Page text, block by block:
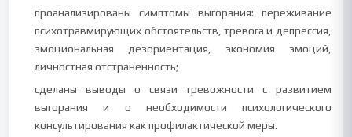
проанализированы симптомы выгорания: переживание
психотравмирующих обстоятельств, тревога и депрессия,
эмоциональная дезориентация, экономия эмоций,
личностная отстраненность;
сделаны выводы о связи тревожности с развитием
выгорания и о необходимости психологического
консультирования как профилактической меры.